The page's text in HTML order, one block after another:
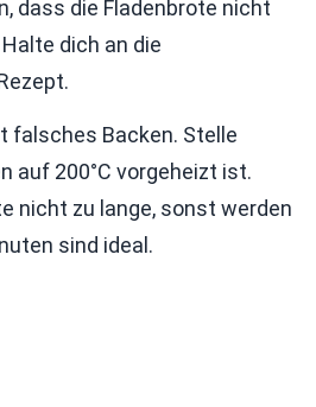
dass die Fladenbrote nicht
dich an die
falsches Backen. Stelle
auf 200°C vorgeheizt ist.
nicht zu lange, sonst werden
sind ideal.